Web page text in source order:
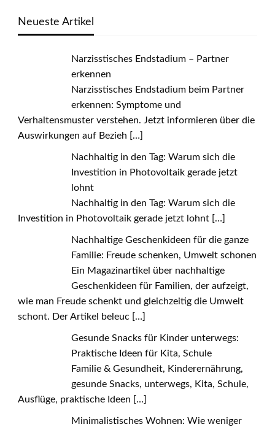
Neueste Artikel
Narzisstisches Endstadium – Partner
erkennen
Narzisstisches Endstadium beim Partner
erkennen: Symptome und
Verhaltensmuster verstehen. Jetzt informieren über die
Auswirkungen auf Bezieh […]
Nachhaltig in den Tag: Warum sich die
Investition in Photovoltaik gerade jetzt
lohnt
Nachhaltig in den Tag: Warum sich die
Investition in Photovoltaik gerade jetzt lohnt[…]
Nachhaltige Geschenkideen für die ganze
Familie: Freude schenken, Umwelt schonen
Ein Magazinartikel über nachhaltige
Geschenkideen für Familien, der aufzeigt,
wie man Freude schenkt und gleichzeitig die Umwelt
schont. Der Artikel beleuc […]
Gesunde Snacks für Kinder unterwegs:
Praktische Ideen für Kita, Schule
Familie & Gesundheit, Kinderernährung,
gesunde Snacks, unterwegs, Kita, Schule,
Ausflüge, praktische Ideen […]
Minimalistisches Wohnen: Wie weniger